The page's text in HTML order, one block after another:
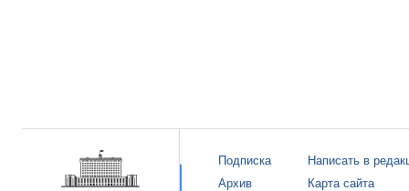
Подписка
Архив
Написать в
Карта сайта